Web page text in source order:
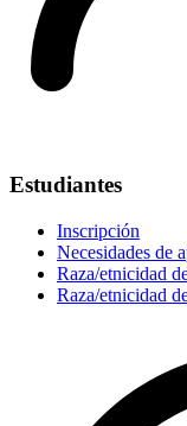
Estudiantes
Inscripción
Necesidades de
Raza/etnicidad
Raza/etnicidad